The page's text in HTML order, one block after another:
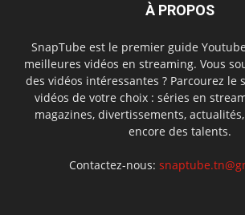
À PROPOS
SnapTube est le premier guide
meilleures vidéos en streaming. Vous
des vidéos intéressantes ? Parcourez le
vidéos de votre choix : séries en
magazines, divertissements,
encore des talents.
Contactez-nous: